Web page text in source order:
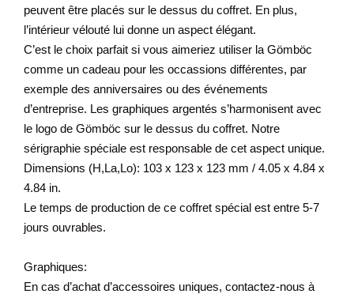
peuvent être placés sur le dessus du coffret. En plus,
l’intérieur vélouté lui donne un aspect élégant.
C’est le choix parfait si vous aimeriez utiliser la Gömböc
comme un cadeau pour les occassions différentes, par
exemple des anniversaires ou des événements
d’entreprise. Les graphiques argentés s’harmonisent avec
le logo de Gömböc sur le dessus du coffret. Notre
sérigraphie spéciale est responsable de cet aspect unique.
Dimensions (H,La,Lo): 103 x 123 x 123 mm / 4.05 x 4.84 x
4.84 in.
Le temps de production de ce coffret spécial est entre 5-7
jours ouvrables.
Graphiques:
En cas d’achat d’accessoires uniques, contactez-nous à